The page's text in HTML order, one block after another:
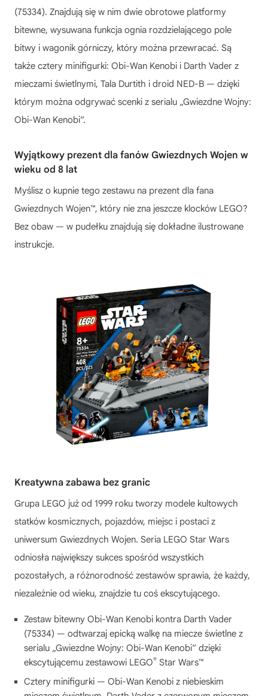
(75334). Znajdują się w nim dwie obrotowe platformy
bitewne, wysuwana funkcja ognia rozdzielającego pole
bitwy i wagonik górniczy, który można przewracać. Są
także cztery minifigurki: Obi-Wan Kenobi i Darth Vader z
mieczami świetlnymi, Tala Durtith i droid NED-B — dzięki
którym można odgrywać scenki z serialu „Gwiezdne Wojny:
Obi-Wan Kenobi”.
Wyjątkowy prezent dla fanów Gwiezdnych Wojen w
wieku od 8 lat
Myślisz o kupnie tego zestawu na prezent dla fana
Gwiezdnych Wojen™, który nie zna jeszcze klocków LEGO?
Bez obaw — w pudełku znajdują się dokładne ilustrowane
instrukcje.
Kreatywna zabawa bez granic
Grupa LEGO już od 1999 roku tworzy modele kultowych
statków kosmicznych, pojazdów, miejsc i postaci z
uniwersum Gwiezdnych Wojen. Seria LEGO Star Wars
odniosła największy sukces spośród wszystkich
pozostałych, a różnorodność zestawów sprawia, że każdy,
niezależnie od wieku, znajdzie tu coś ekscytującego.
Zestaw bitewny Obi-Wan Kenobi kontra Darth Vader
(75334) — odtwarzaj epicką walkę na miecze świetlne z
serialu „Gwiezdne Wojny: Obi-Wan Kenobi” dzięki
ekscytującemu zestawowi LEGO® Star Wars™
Cztery minifigurki — Obi-Wan Kenobi z niebieskim